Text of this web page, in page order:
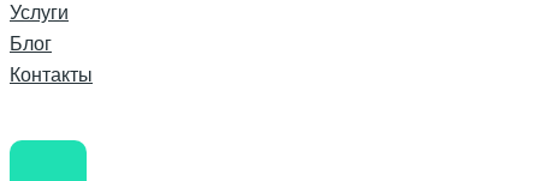
Услуги
Блог
Контакты